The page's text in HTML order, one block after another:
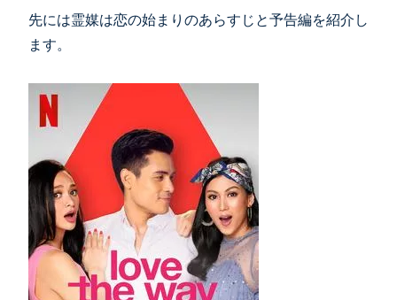
先には霊媒は恋の始まりのあらすじと予告編を紹介し
ます。